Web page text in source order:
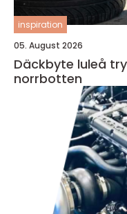
inspiration
05. August 2026
Däckbyte luleå tryggt grepp året runt i
norrbotten